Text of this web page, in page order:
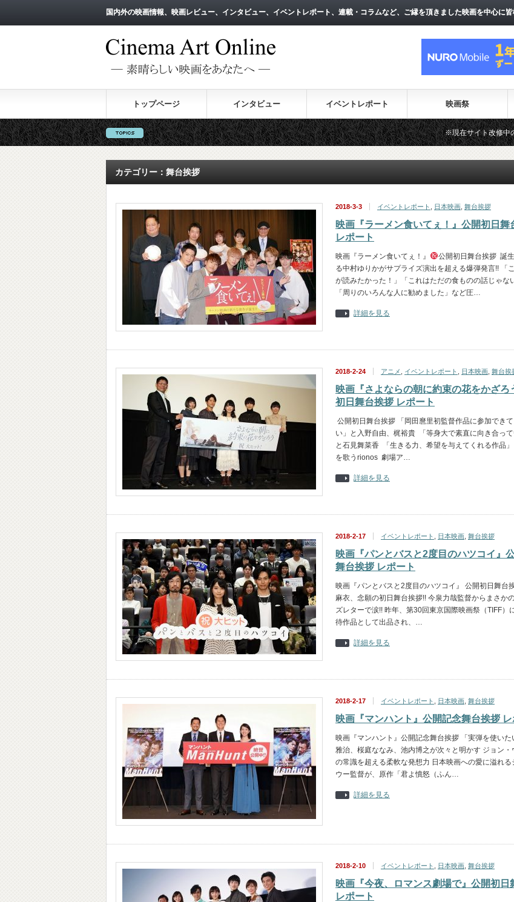
国内外の映画情報、映画レビュー、インタビュー、イベントレポート、連載・コラムなど、ご縁を頂きました映画を中心に皆
国内外の映画情報、映画レビュー、インタビュー、イベントレポート、連載・コラムなど、ご縁を頂きました映画を中心に皆
トップページ インタビュー イベントレポート 映画祭
※現在サイト改修中のため、一部の
カテゴリー：舞台挨拶
2018-3-3 イベントレポート 日本映画 舞台挨拶
映画『ラーメン食いてぇ！』公開初日舞
レポート
映画『ラーメン食いてぇ！』
公開初日舞台挨拶 誕
る中村ゆりかがサプライズ演出を超える爆弾発言!! 「
が読みたかった！」「これはただの食ものの話じゃな
「周りのいろんな人に勧めました」など圧…
詳細を見る
2018-2-24 アニメ イベントレポート 日本映画 舞台挨
映画『さよならの朝に約束の花をかざろ
初日舞台挨拶 レポート
公開初日舞台挨拶 「岡田麿里初監督作品に参加できて
い」と入野自由、梶裕貴 「等身大で素直に向き合って
と石見舞菜香 「生きる力、希望を与えてくれる作品
を歌うrionos 劇場ア…
詳細を見る
2018-2-17 イベントレポート 日本映画 舞台挨拶
映画『パンとバスと2度目のハツコイ』
舞台挨拶 レポート
映画『パンとバスと2度目のハツコイ』 公開初日舞台
麻衣、念願の初日舞台挨拶!! 今泉力哉監督からまさか
ズレターで涙!! 昨年、第30回東京国際映画祭（TIFF）
待作品として出品され、…
詳細を見る
2018-2-17 イベントレポート 日本映画 舞台挨拶
映画『マンハント』公開記念舞台挨拶 レ
映画『マンハント』公開記念舞台挨拶 「実弾を使いた
雅治、桜庭ななみ、池内博之が次々と明かす ジョン・
の常識を超える柔軟な発想力 日本映画への愛に溢れる
ウー監督が、原作「君よ憤怒（ふん…
詳細を見る
2018-2-10 イベントレポート 日本映画 舞台挨拶
映画『今夜、ロマンス劇場で』公開初日
レポート